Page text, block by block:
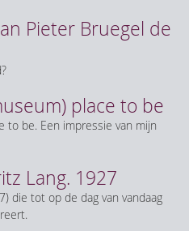
Pieter Bruegel de
place to be
to be. Een impressie van mijn
Lang. 1927
die tot op de dag van vandaag